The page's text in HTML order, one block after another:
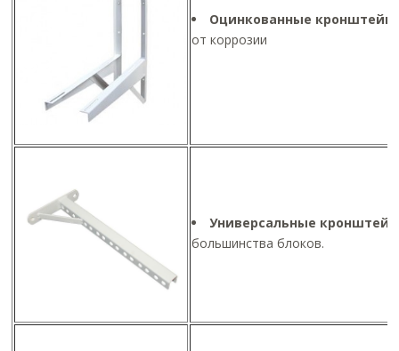
Оцинкованные
от коррозии
Универсальные
большинства блоков.